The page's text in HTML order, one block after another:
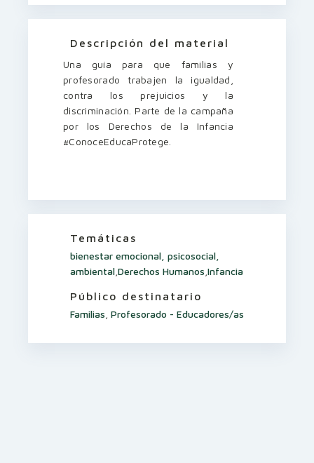
Descripción del material
Una guía para que familias y
profesorado trabajen la igualdad,
contra los prejuicios y la
discriminación. Parte de la campaña
por los Derechos de la Infancia
#ConoceEducaProtege.
Temáticas
bienestar emocional, psicosocial,
ambiental Derechos Humanos Infancia
Público destinatario
Familias Profesorado - Educadores/as